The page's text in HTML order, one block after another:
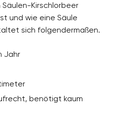
Kirschlorbeer
und wie eine Säule
sich folgendermaßen.
Jahr
benötigt kaum